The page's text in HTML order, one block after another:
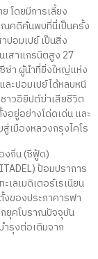
โดยมีการเลี้ยง
ณคดีค้นพบที่นี่เป็นครั้ง
ปอมเปย์ เป็นสิ่ง
สาแกรนิตสูง 27
ซ่า ผู้นำที่ยิ่งใหญ่แห่ง
ละปอมเปย์ได้หลบหนี
าวอิยิปต์ฆ่าเสียชีวิต
อยู่อย่างโด่ดเด่น และ
เมืองหลวงกรุงไคโร
งถิ่น (ซีฟู้ด)
ป้อมปราการ
ลเมดิเตอร์เรเนียน
ของประภาคารฟา
ยุคโบราณปัจจุบัน
ำรุงต่อเติมจาก